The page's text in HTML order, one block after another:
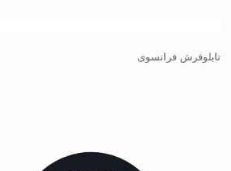
تابلوفرش فرانسوی